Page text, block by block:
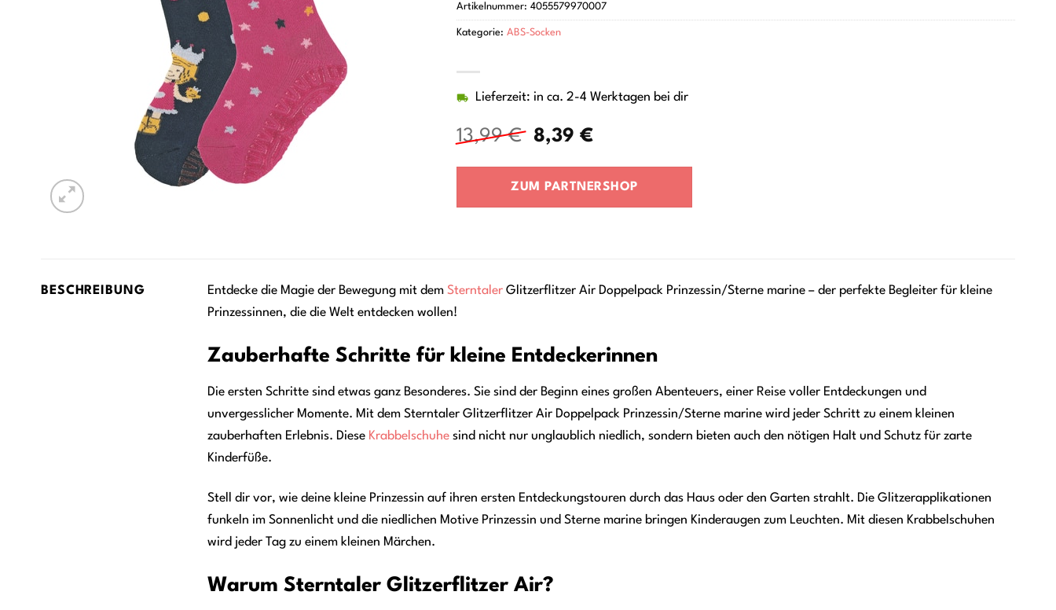
13,99€
Ursprünglicher
war:
8,39€Aktueller
ist:
8,39 €.
Lieferzeit: in ca. 2-4 Werktagen bei dir
ZUM PARTNERSHOP
Artikelnummer:4055579970007
Kategorie:ABS-Socken
BESCHREIBUNG Entdecke die Magie der Bewegung mit dem SterntalerGlitzerflitzer Air Doppelpack Prinzessin/Sterne marine – der perfekte Begleiter für kleine
Prinzessinnen, die die Welt entdecken wollen!
Zauberhafte Schritte für kleine Entdeckerinnen
Die ersten Schritte sind etwas ganz Besonderes. Sie sind der Beginn eines großen Abenteuers, einer Reise voller Entdeckungen und
unvergesslicher Momente. Mit dem Sterntaler Glitzerflitzer Air Doppelpack Prinzessin/Sterne marine wird jeder Schritt zu einem kleinen
zauberhaften Erlebnis. Diese Krabbelschuhesind nicht nur unglaublich niedlich, sondern bieten auch den nötigen Halt und Schutz für zarte
Kinderfüße.
Stell dir vor, wie deine kleine Prinzessin auf ihren ersten Entdeckungstouren durch das Haus oder den Garten strahlt. Die Glitzerapplikationen
funkeln im Sonnenlicht und die niedlichen Motive Prinzessin und Sterne marine bringen Kinderaugen zum Leuchten. Mit diesen Krabbelschuhen
wird jeder Tag zu einem kleinen Märchen.
Warum Sterntaler Glitzerflitzer Air?